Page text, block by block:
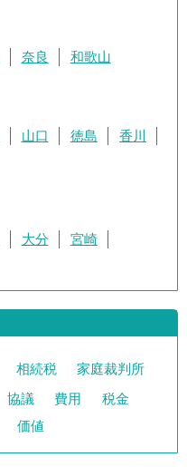
奈良 和歌山
山口 徳島
香川
大分
宮崎
相続税 家庭裁判所
協議 費用
税金
価値